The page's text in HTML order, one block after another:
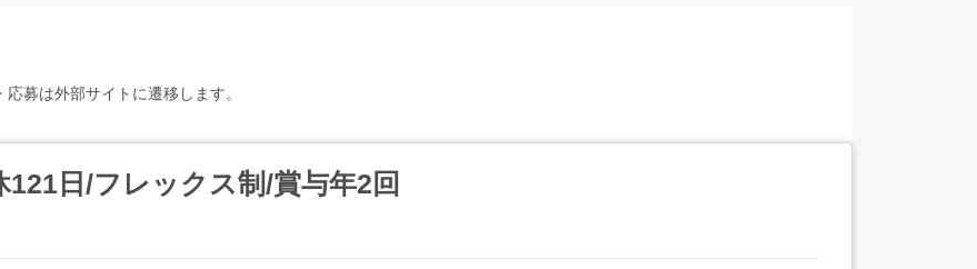
募は外部サイトに遷移します。
121日/フレックス制/賞与年2回